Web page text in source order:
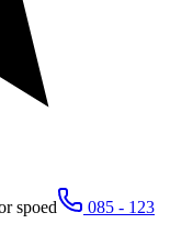
spoed
085 - 123